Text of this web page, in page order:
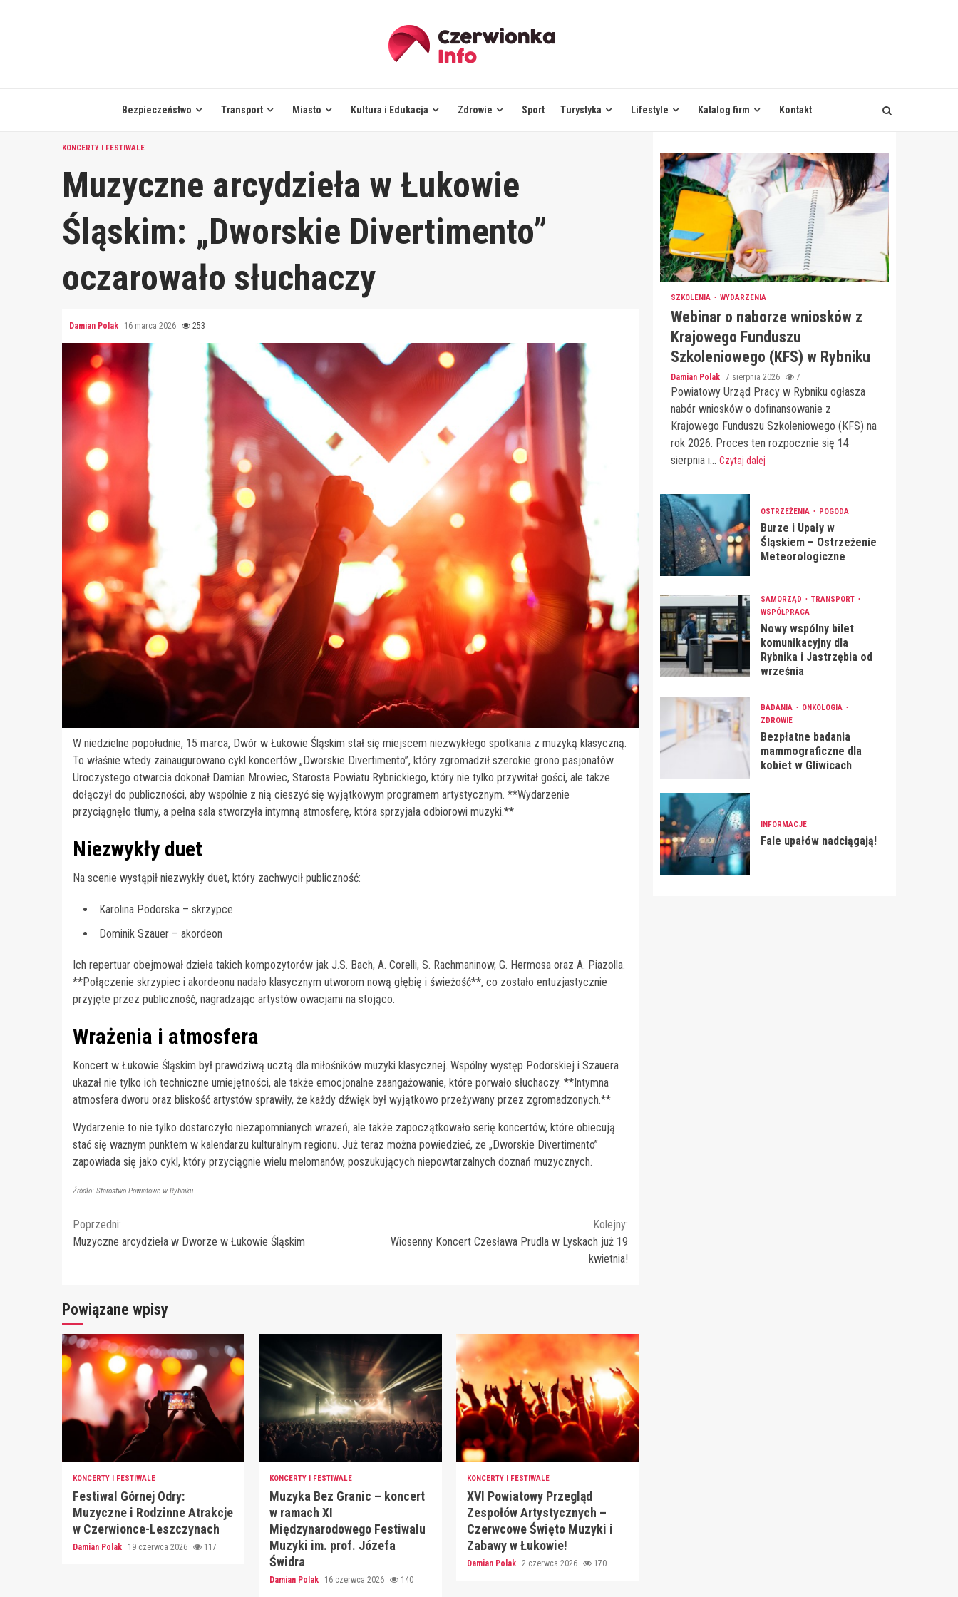
Bezpieczeństwo Transport Miasto Kultura i Edukacja Zdrowie Sport Turystyka Lifestyle Katalog firm Kontakt
KONCERTY I FESTIWALE
Muzyczne arcydzieła w Łukowie
Śląskim: „Dworskie Divertimento”
oczarowało słuchaczy
Damian Polak 16 marca 2026 253
W niedzielne popołudnie, 15 marca, Dwór w Łukowie Śląskim stał się miejscem niezwykłego spotkania z muzyką klasyczną.
To właśnie wtedy zainaugurowano cykl koncertów „Dworskie Divertimento”, który zgromadził szerokie grono pasjonatów.
Uroczystego otwarcia dokonał Damian Mrowiec, Starosta Powiatu Rybnickiego, który nie tylko przywitał gości, ale także
dołączył do publiczności, aby wspólnie z nią cieszyć się wyjątkowym programem artystycznym. **Wydarzenie
przyciągnęło tłumy, a pełna sala stworzyła intymną atmosferę, która sprzyjała odbiorowi muzyki.**
Niezwykły duet
Na scenie wystąpił niezwykły duet, który zachwycił publiczność:
Karolina Podorska – skrzypce
Dominik Szauer – akordeon
Ich repertuar obejmował dzieła takich kompozytorów jak J.S. Bach, A. Corelli, S. Rachmaninow, G. Hermosa oraz A. Piazolla.
**Połączenie skrzypiec i akordeonu nadało klasycznym utworom nową głębię i świeżość**, co zostało entuzjastycznie
przyjęte przez publiczność, nagradzając artystów owacjami na stojąco.
Wrażenia i atmosfera
Koncert w Łukowie Śląskim był prawdziwą ucztą dla miłośników muzyki klasycznej. Wspólny występ Podorskiej i Szauera
ukazał nie tylko ich techniczne umiejętności, ale także emocjonalne zaangażowanie, które porwało słuchaczy. **Intymna
atmosfera dworu oraz bliskość artystów sprawiły, że każdy dźwięk był wyjątkowo przeżywany przez zgromadzonych.**
Wydarzenie to nie tylko dostarczyło niezapomnianych wrażeń, ale także zapoczątkowało serię koncertów, które obiecują
stać się ważnym punktem w kalendarzu kulturalnym regionu. Już teraz można powiedzieć, że „Dworskie Divertimento”
zapowiada się jako cykl, który przyciągnie wielu melomanów, poszukujących niepowtarzalnych doznań muzycznych.
Źródło: Starostwo Powiatowe w Rybniku
Continue
Poprzedni:
Muzyczne arcydzieła w Dworze w Łukowie Śląskim
Kolejny:
Wiosenny Koncert Czesława Prudla w Lyskach już 19
kwietnia!
Powiązane wpisy
KONCERTY I FESTIWALE
Festiwal Górnej Odry:
Muzyczne i Rodzinne Atrakcje
w Czerwionce-Leszczynach
Damian Polak 19 czerwca 2026 117
KONCERTY I FESTIWALE
Muzyka Bez Granic – koncert
w ramach XI
Międzynarodowego Festiwalu
Muzyki im. prof. Józefa
Świdra
Damian Polak 16 czerwca 2026 140
KONCERTY I FESTIWALE
XVI Powiatowy Przegląd
Zespołów Artystycznych –
Czerwcowe Święto Muzyki i
Zabawy w Łukowie!
Damian Polak 2 czerwca 2026 170
SZKOLENIA WYDARZENIA
Webinar o naborze wniosków z
Krajowego Funduszu
Szkoleniowego (KFS) w Rybniku
Damian Polak 7 sierpnia 2026 7
Powiatowy Urząd Pracy w Rybniku ogłasza
nabór wniosków o dofinansowanie z
Krajowego Funduszu Szkoleniowego (KFS) na
rok 2026. Proces ten rozpocznie się 14
sierpnia i... Czytaj dalej
OSTRZEŻENIA POGODA
Burze i Upały w
Śląskiem – Ostrzeżenie
Meteorologiczne
SAMORZĄD
TRANSPORT
WSPÓŁPRACA
Nowy wspólny bilet
komunikacyjny dla
Rybnika i Jastrzębia od
września
BADANIA
ONKOLOGIA
ZDROWIE
Bezpłatne badania
mammograficzne dla
kobiet w Gliwicach
INFORMACJE
Fale upałów nadciągają!